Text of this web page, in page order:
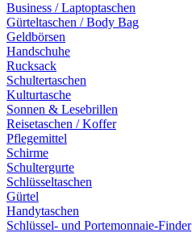
Business / Laptoptaschen
Gürteltaschen / Body Bag
Geldbörsen
Handschuhe
Rucksack
Schultertaschen
Kulturtasche
Sonnen & Lesebrillen
Reisetaschen / Koffer
Pflegemittel
Schirme
Schultergurte
Schlüsseltaschen
Gürtel
Handytaschen
Schlüssel- und Portemonnaie-Finder